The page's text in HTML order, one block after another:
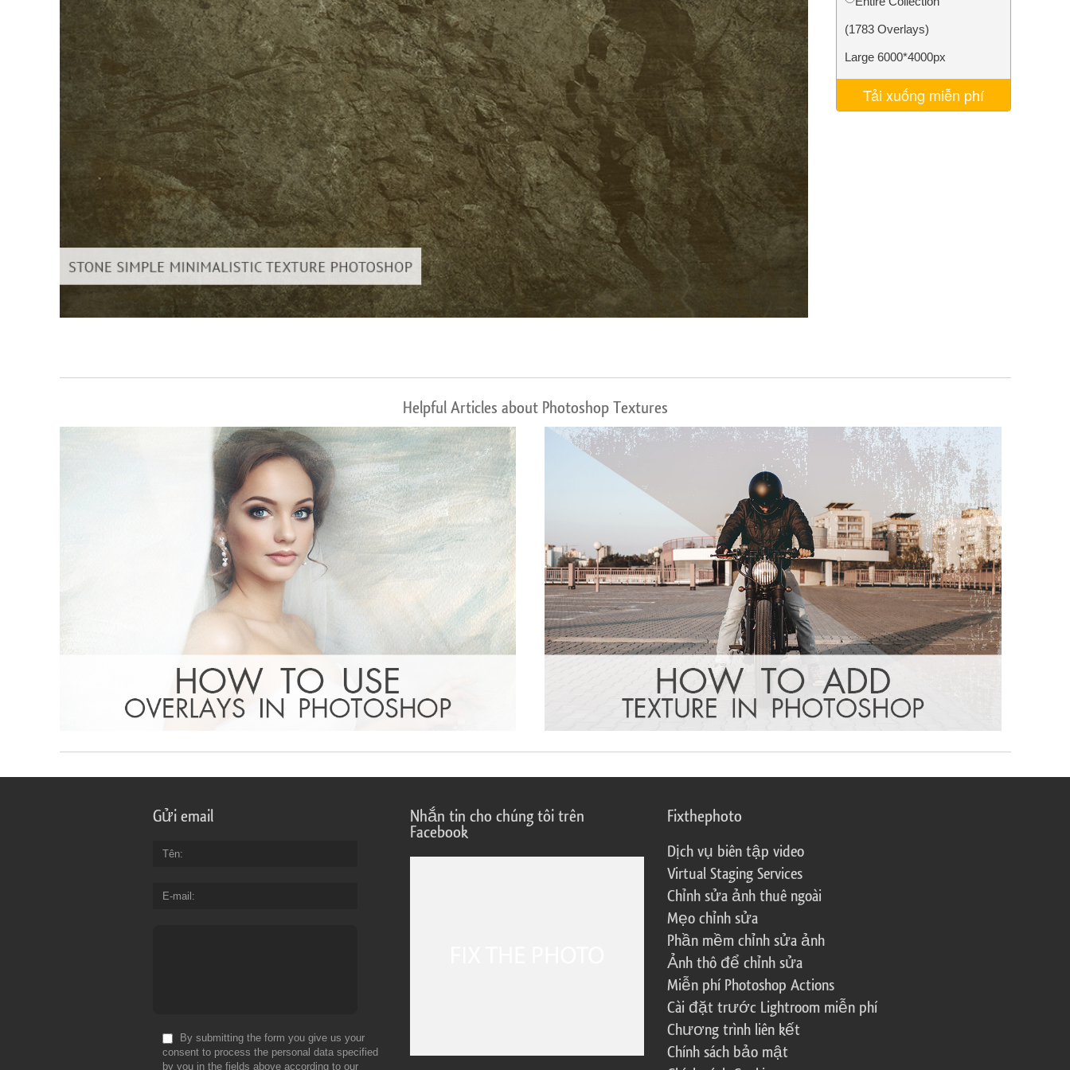
Dịch vụ chỉnh sửa sản phẩm Dịch vụ sửa lại đồ trang sức Dữ liệu Đào tạo AI Video Editing Services
(1783 Overlays)
Large 6000*4000px
Tải xuống miễn phí
Helpful Articles about Photoshop Textures
Gửi email
Tên
E-mail
By submitting the form you give us your
consent to process the personal data specified
by you in the fields above according to our
Nhắn tin cho chúng tôi trên
Facebook
Fixthephoto
Dịch vụ biên tập video
Virtual Staging Services
Chỉnh sửa ảnh thuê ngoài
Mẹo chỉnh sửa
Phần mềm chỉnh sửa ảnh
Ảnh thô để chỉnh sửa
Miễn phí Photoshop Actions
Cài đặt trước Lightroom miễn phí
Chương trình liên kết
Chính sách bảo mật